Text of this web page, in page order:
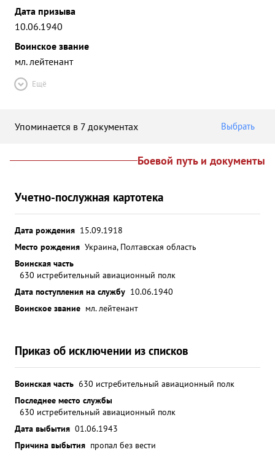
Дата призыва
10.06.1940
Воинское звание
мл. лейтенант
Ещё
Упоминается в 7 документах Выбрать
Боевой путь и документы
Учетно-послужная картотека
Дата рождения 15.09.1918
Место рождения Украина, Полтавская область
Воинская часть
630 истребительный авиационный полк
Дата поступления на службу 10.06.1940
Воинское звание мл. лейтенант
Приказ об исключении из списков
Воинская часть 630 истребительный авиационный полк
Последнее место службы
630 истребительный авиационный полк
Дата выбытия 01.06.1943
Причина выбытия пропал без вести